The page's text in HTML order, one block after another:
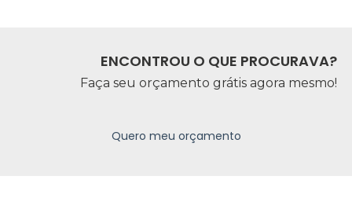
ENCONTROU O QUE PROCURAVA?
Faça seu orçamento grátis agora mesmo!
Quero meu orçamento